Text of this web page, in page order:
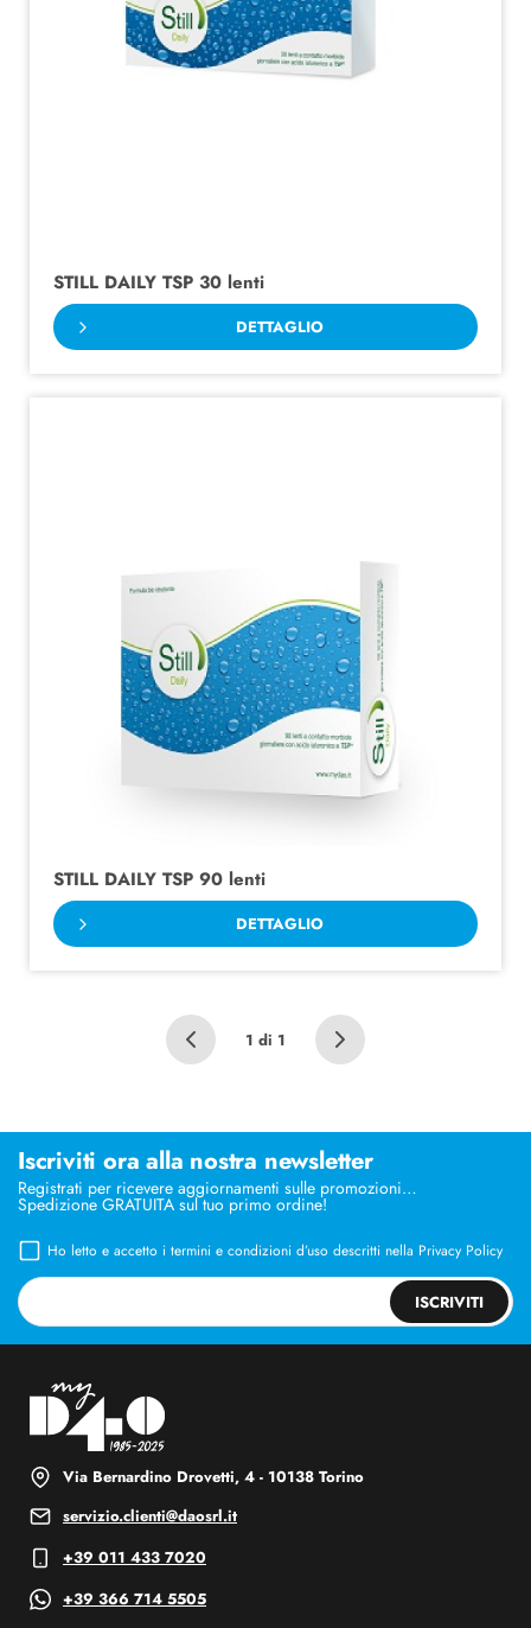
STILL DAILY TSP 30 lenti
DETTAGLIO
STILL DAILY TSP 90 lenti
DETTAGLIO
1 di 1
Iscriviti ora alla nostra newsletter
Registrati per ricevere aggiornamenti sulle promozioni…
Spedizione GRATUITA sul tuo primo ordine!
Ho letto e accetto i termini e condizioni d’uso descritti nella Privacy Policy
ISCRIVITI
Via Bernardino Drovetti, 4 - 10138 Torino
servizio.clienti@daosrl.it
+39 011 433 7020
+39 366 714 5505